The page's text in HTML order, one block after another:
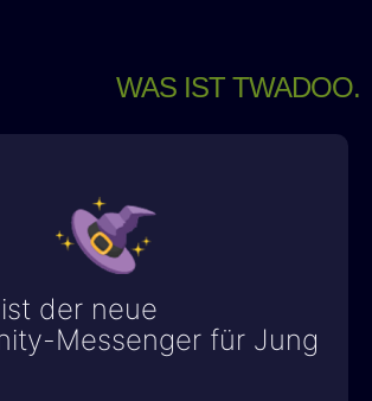
WAS IST TWADOO.
ist der neue
Messenger für Jung